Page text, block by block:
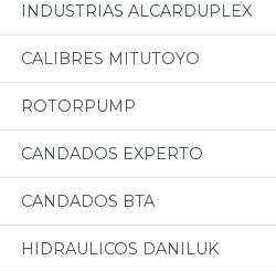
INDUSTRIAS ALCARDUPLEX
CALIBRES MITUTOYO
ROTORPUMP
CANDADOS EXPERTO
CANDADOS BTA
HIDRAULICOS DANILUK